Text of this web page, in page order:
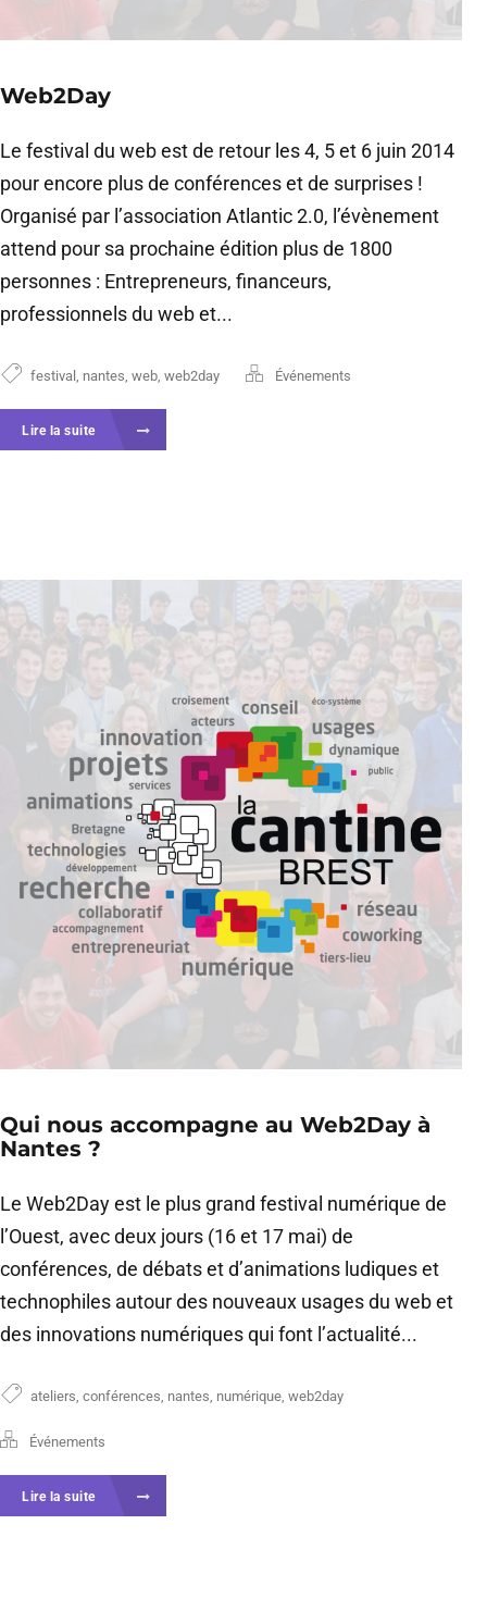
Web2Day
Le festival du web est de retour les 4, 5 et 6 juin 2014
pour encore plus de conférences et de surprises !
Organisé par lʼassociation Atlantic 2.0, lʼévènement
attend pour sa prochaine édition plus de 1800
personnes : Entrepreneurs, financeurs,
professionnels du web et...
festival nantes web web2day Événements
Lire la suite
Qui nous accompagne au Web2Day à
Nantes ?
Le Web2Day est le plus grand festival numérique de
l’Ouest, avec deux jours (16 et 17 mai) de
conférences, de débats et d’animations ludiques et
technophiles autour des nouveaux usages du web et
des innovations numériques qui font l’actualité...
ateliers conférences nantes numérique web2day
Événements
Lire la suite